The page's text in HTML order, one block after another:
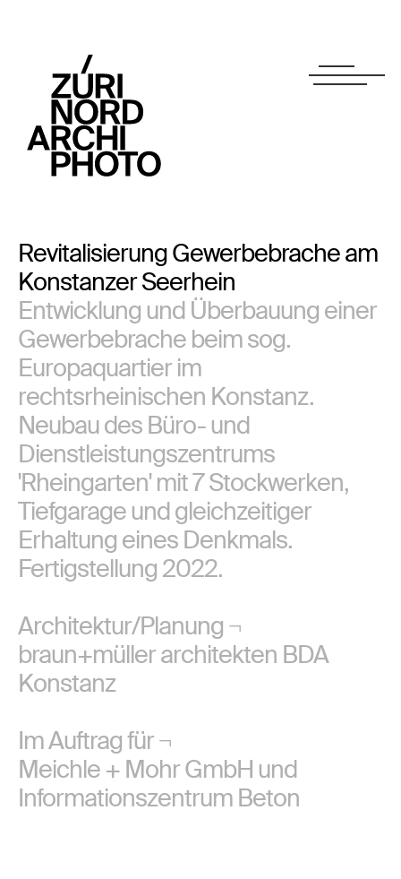
Revitalisierung Gewerbebrache am
Konstanzer Seerhein
Entwicklung und Überbauung einer
Gewerbebrache beim sog.
Europaquartier im
rechtsrheinischen Konstanz.
Neubau des Büro- und
Dienstleistungszentrums
'Rheingarten' mit 7 Stockwerken,
Tiefgarage und gleichzeitiger
Erhaltung eines Denkmals.
Fertigstellung 2022.
Architektur/Planung ¬
braun+müller architekten BDA
Konstanz
Im Auftrag für ¬
Meichle + Mohr GmbH und
Informationszentrum Beton